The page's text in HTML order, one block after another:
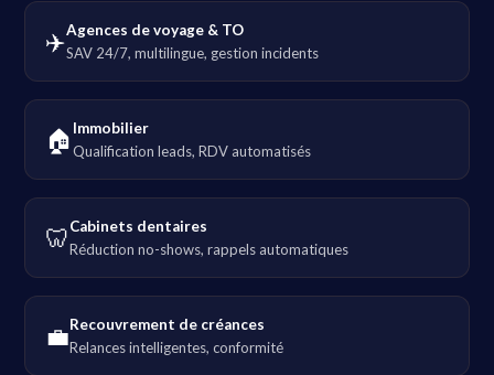
✈️Agences de voyage & TO
SAV 24/7, multilingue, gestion incidents
🏠 Immobilier
Qualification leads, RDV automatisés
🦷Cabinets dentaires
Réduction no-shows, rappels automatiques
💼Recouvrement de créances
Relances intelligentes, conformité